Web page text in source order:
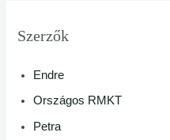
Szerzők
Endre
Országos RMKT
Petra